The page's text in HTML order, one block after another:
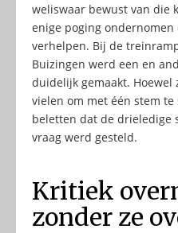
weliswaar bewust van die
enige poging
verhelpen. Bij de
Buizingen werd een en
duidelijk gemaakt. Hoewel
vielen om met één stem
beletten dat de
vraag werd gesteld.
Kritiek
zonder ze